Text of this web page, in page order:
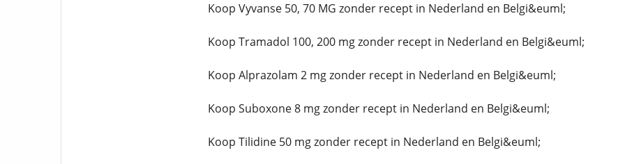
Koop Vyvanse 50, 70 MG zonder recept in Nederland en Belgi&euml;
Koop Tramadol 100, 200 mg zonder recept in Nederland en Belgi&euml;
Koop Alprazolam 2 mg zonder recept in Nederland en Belgi&euml;
Koop Suboxone 8 mg zonder recept in Nederland en Belgi&euml;
Koop Tilidine 50 mg zonder recept in Nederland en Belgi&euml;